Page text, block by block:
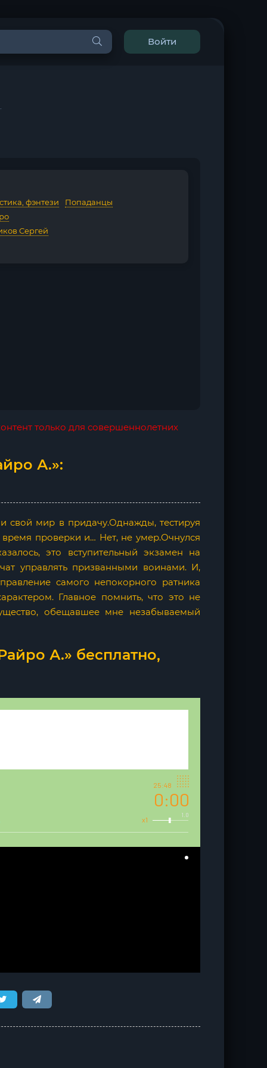
Войти
фэнтези Попаданцы
Сергей
только для совершеннолетних
А.»:
и свой мир в придачу.Однажды, тестируя
проверки и… Нет, не умер.Очнулся
это вступительный экзамен на
управлять призванными воинами. И,
самого непокорного ратника
Главное помнить, что это не
обещавшее мне незабываемый
А.» бесплатно,
0:00
25:48
1.0
x1